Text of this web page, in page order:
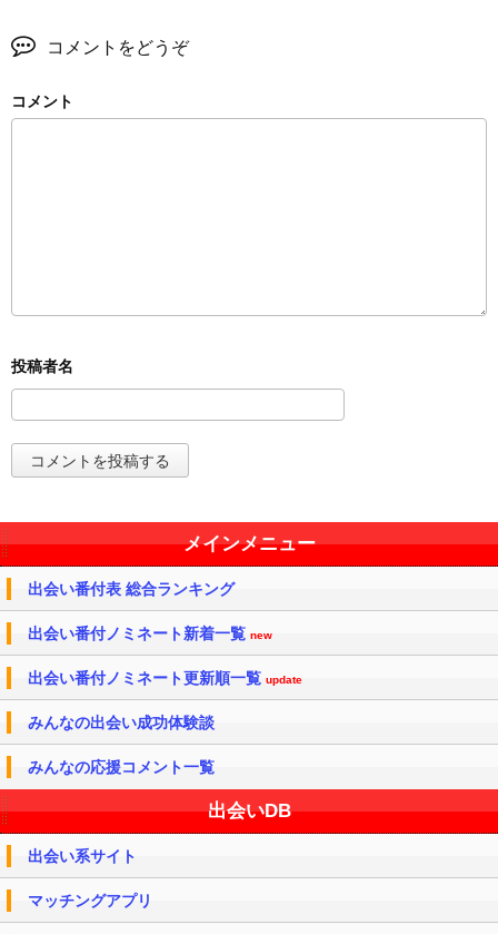
コメントをどうぞ
コメント
メインメニュー
出会い番付表 総合ランキング
出会い番付ノミネート新着一覧 new
出会い番付ノミネート更新順一覧 update
みんなの出会い成功体験談
みんなの応援コメント一覧
出会いDB
出会い系サイト
マッチングアプリ